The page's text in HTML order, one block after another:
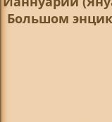
Большом